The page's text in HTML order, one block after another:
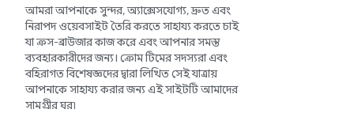
আমরা আপনাকে সুন্দর, অ্যাক্সেসযোগ্য, দ্রুত এবং
নিরাপদ ওয়েবসাইট তৈরি করতে সাহায্য করতে চাই
যা ক্রস-ব্রাউজার কাজ করে এবং আপনার সমস্ত
ব্যবহারকারীদের জন্য। ক্রোম টিমের সদস্যরা এবং
বহিরাগত বিশেষজ্ঞদের দ্বারা লিখিত সেই যাত্রায়
আপনাকে সাহায্য করার জন্য এই সাইটটি আমাদের
সামগ্রীর ঘর৷